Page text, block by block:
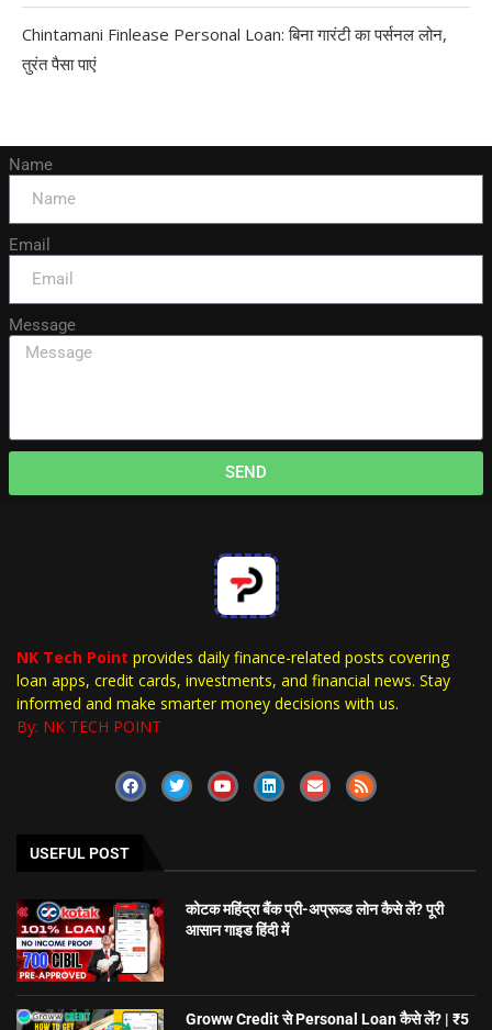
Chintamani Finlease Personal Loan: बिना गारंटी का पर्सनल लोन,
तुरंत पैसा पाएं
Name
Email
Message
SEND
NK Tech Point provides daily finance-related posts covering
loan apps, credit cards, investments, and financial news. Stay
informed and make smarter money decisions with us.
By: NK TECH POINT
USEFUL POST
कोटक महिंद्रा बैंक प्री-अप्रूव्ड लोन कैसे लें? पूरी
आसान गाइड हिंदी में
Groww Credit से Personal Loan कैसे लें? | ₹5